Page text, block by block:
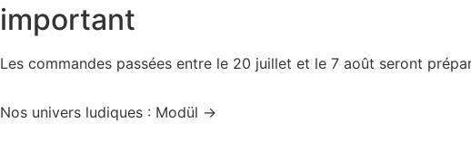
important
Les commandes passées entre le 20 juillet et le 7 août seront
Nos univers ludiques : Modül →